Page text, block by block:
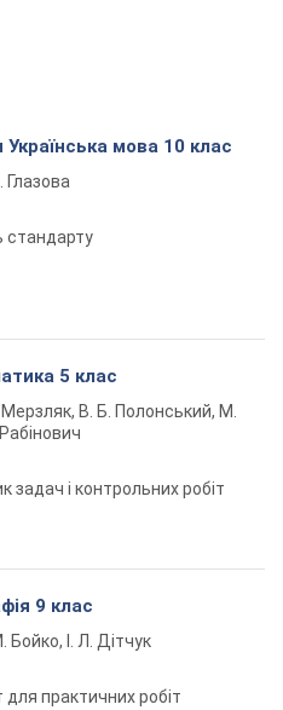
Українська мова 10 клас
Глазова
стандарту
5 клас
Мерзляк, В. Б. Полонський, М.
задач і контрольних робіт
9 клас
Бойко, І. Л. Дітчук
практичних робіт